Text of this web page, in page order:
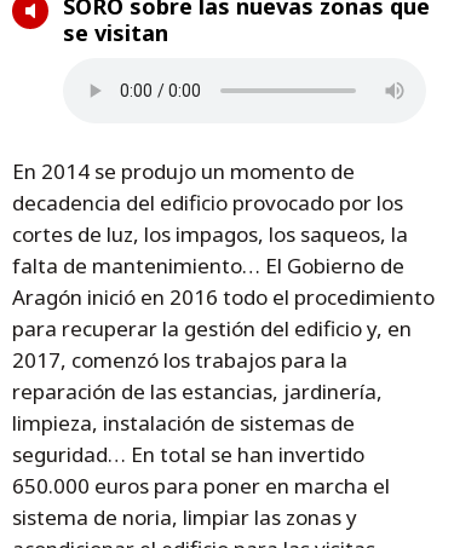
SORO sobre las nuevas zonas que
se visitan
En 2014 se produjo un momento de
decadencia del edificio provocado por los
cortes de luz, los impagos, los saqueos, la
falta de mantenimiento… El Gobierno de
Aragón inició en 2016 todo el procedimiento
para recuperar la gestión del edificio y, en
2017, comenzó los trabajos para la
reparación de las estancias, jardinería,
limpieza, instalación de sistemas de
seguridad… En total se han invertido
650.000 euros para poner en marcha el
sistema de noria, limpiar las zonas y